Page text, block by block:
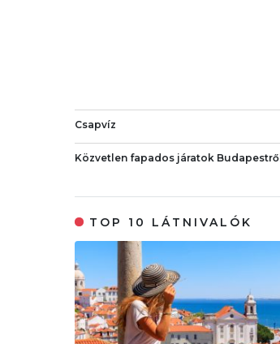
Csapvíz
Közvetlen fapados járatok Budapestről
TOP 10 LÁTNIVALÓK